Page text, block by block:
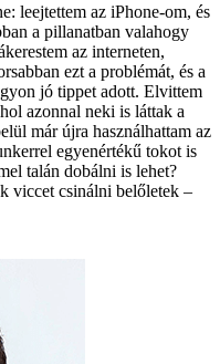
leejtettem az iPhone-om, és
a pillanatban valahogy
az interneten,
ezt a problémát, és a
jó tippet adott. Elvittem
azonnal neki is láttak a
már újra használhattam az
egyenértékű tokot is
talán dobálni is lehet?
viccet csinálni belőletek –